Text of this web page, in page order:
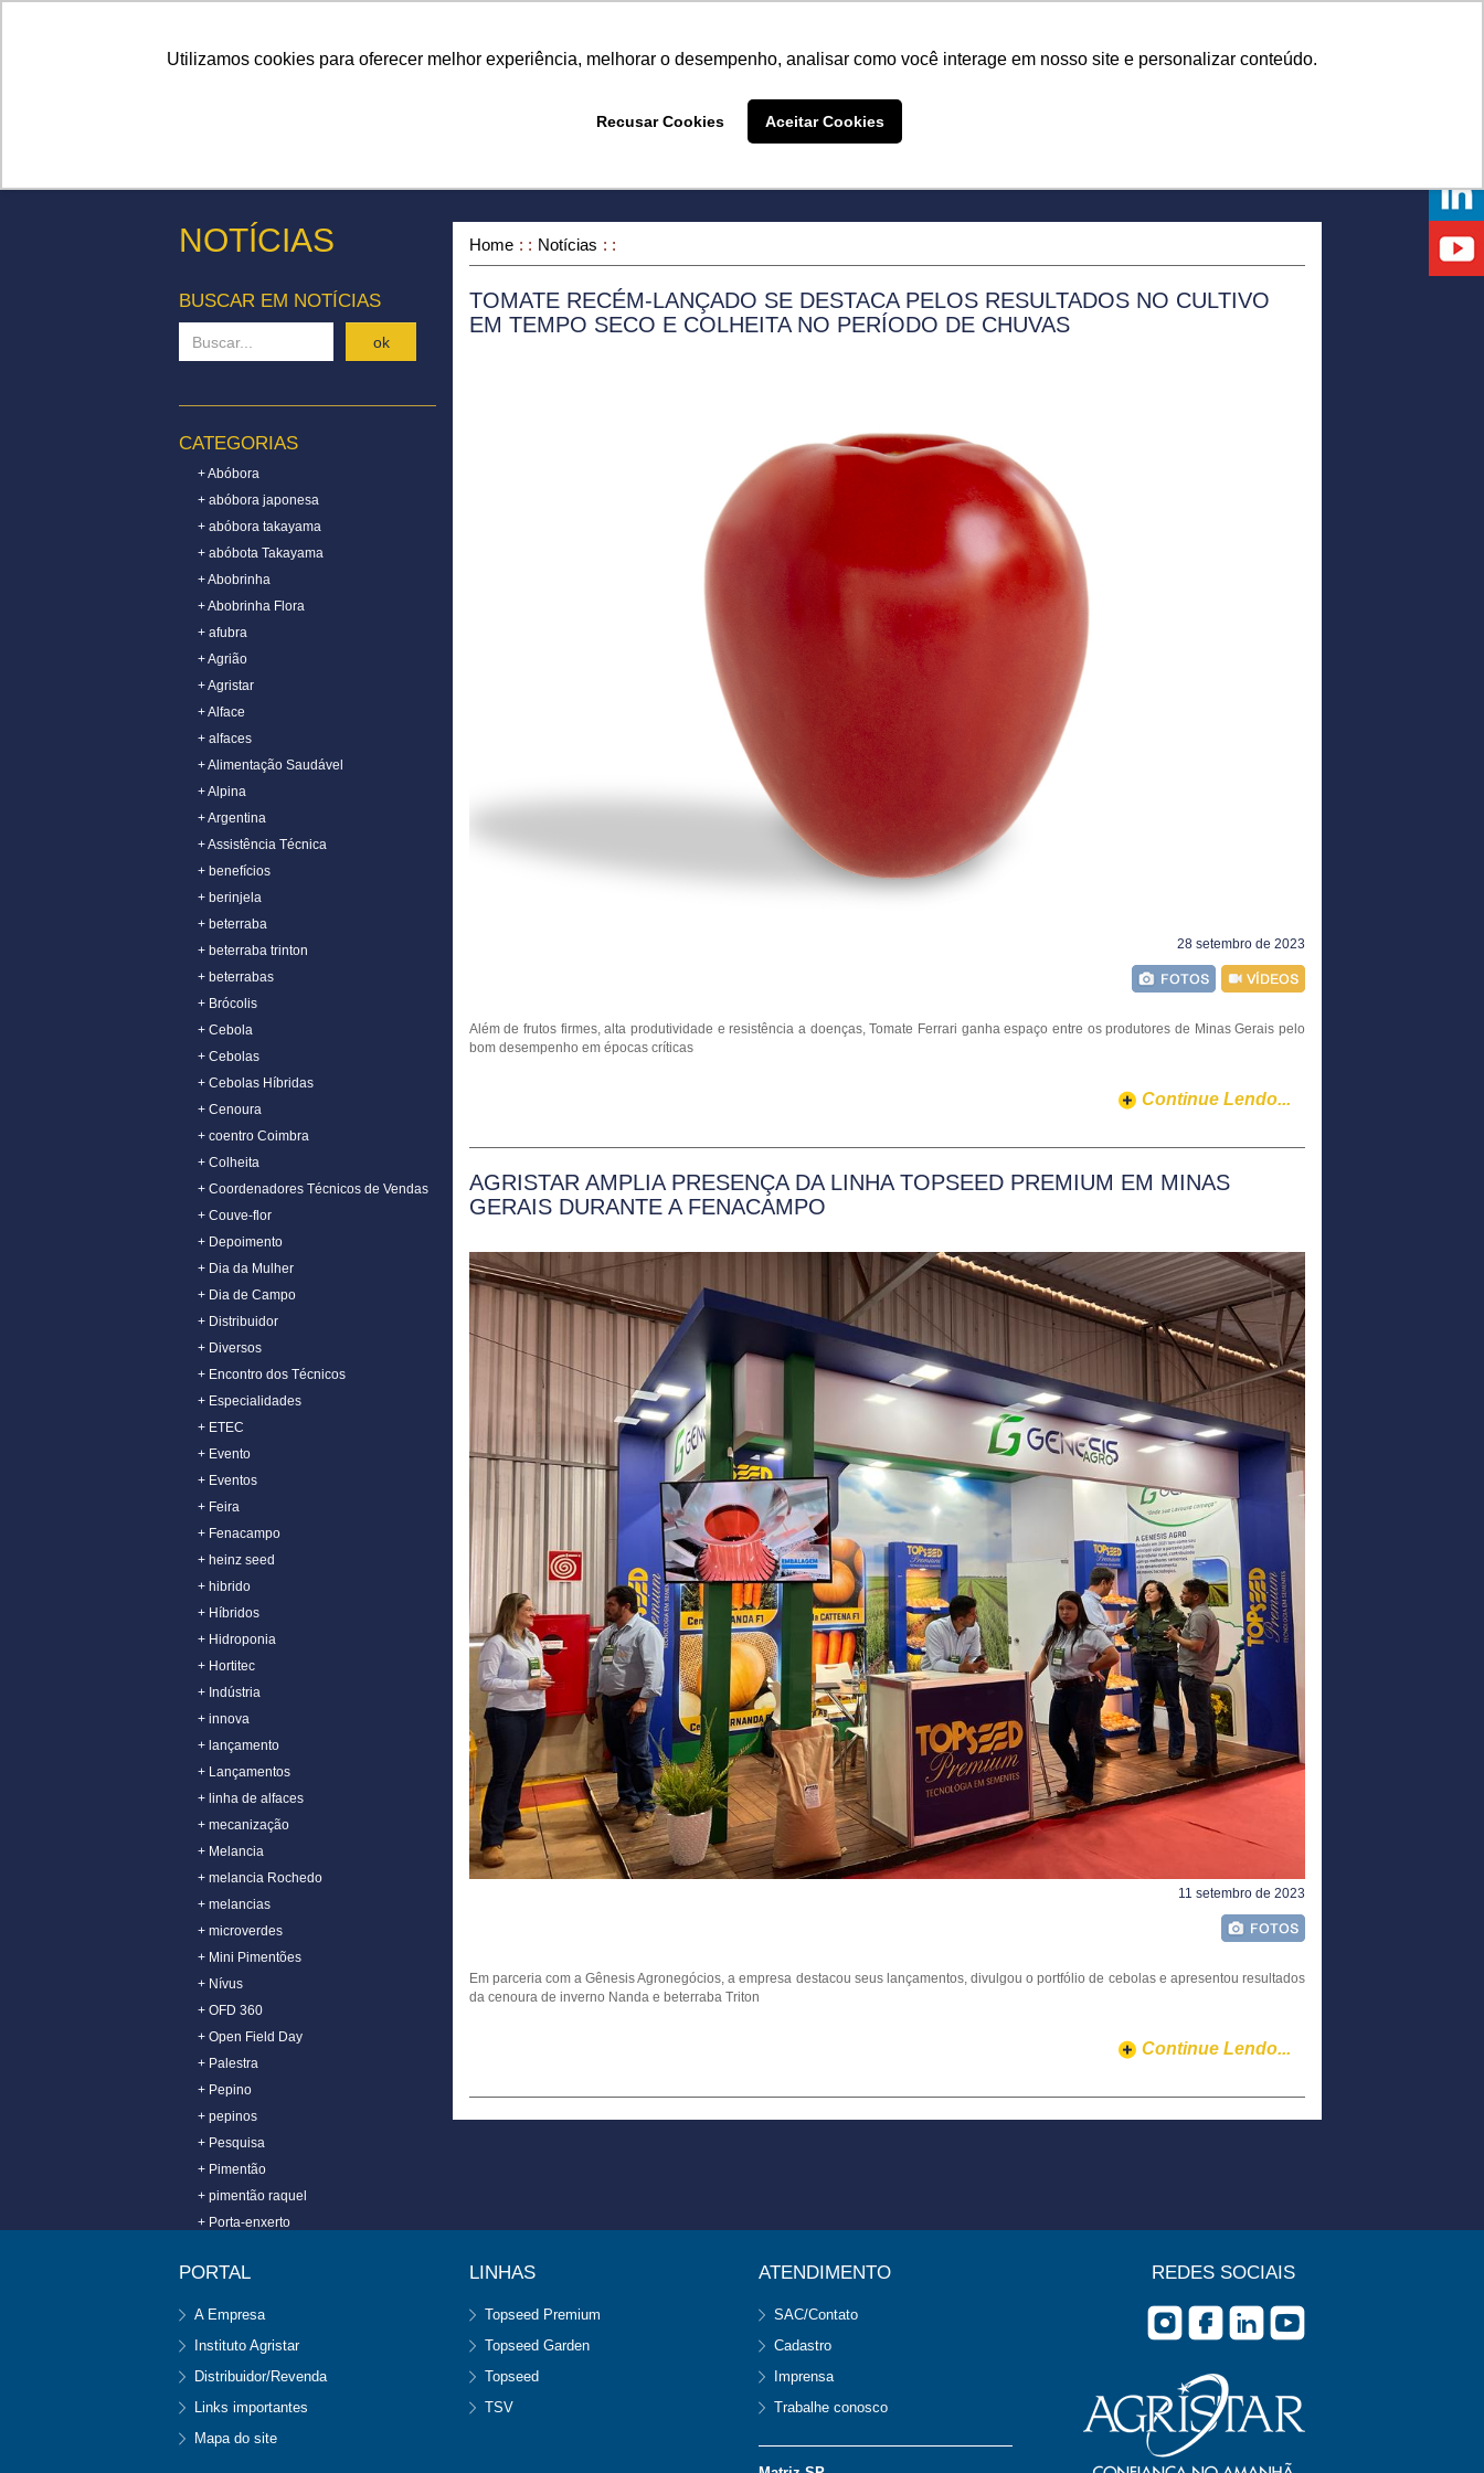
Utilizamos cookies para oferecer melhor experiência, melhorar o desempenho, analisar como você interage em nosso site e personalizar conteúdo.
Recusar Cookies Aceitar Cookies
NOTÍCIAS
BUSCAR EM NOTÍCIAS
ok
CATEGORIAS
+ Abóbora
+ abóbora japonesa
+ abóbora takayama
+ abóbota Takayama
+ Abobrinha
+ Abobrinha Flora
+ afubra
+ Agrião
+ Agristar
+ Alface
+ alfaces
+ Alimentação Saudável
+ Alpina
+ Argentina
+ Assistência Técnica
+ benefícios
+ berinjela
+ beterraba
+ beterraba trinton
+ beterrabas
+ Brócolis
+ Cebola
+ Cebolas
+ Cebolas Híbridas
+ Cenoura
+ coentro Coimbra
+ Colheita
+ Coordenadores Técnicos de Vendas
+ Couve-flor
+ Depoimento
+ Dia da Mulher
+ Dia de Campo
+ Distribuidor
+ Diversos
+ Encontro dos Técnicos
+ Especialidades
+ ETEC
+ Evento
+ Eventos
+ Feira
+ Fenacampo
+ heinz seed
+ hibrido
+ Híbridos
+ Hidroponia
+ Hortitec
+ Indústria
+ innova
+ lançamento
+ Lançamentos
+ linha de alfaces
+ mecanização
+ Melancia
+ melancia Rochedo
+ melancias
+ microverdes
+ Mini Pimentões
+ Nívus
+ OFD 360
+ Open Field Day
+ Palestra
+ Pepino
+ pepinos
+ Pesquisa
+ Pimentão
+ pimentão raquel
+ Porta-enxerto
+ quiabo tropical
+ Rúcula
+ semente
+ semente de abóbora
+ sementes
Home Notícias
TOMATE RECÉM-LANÇADO SE DESTACA PELOS RESULTADOS NO CULTIVO
EM TEMPO SECO E COLHEITA NO PERÍODO DE CHUVAS
28 setembro de 2023
Além de frutos firmes, alta produtividade e resistência a doenças, Tomate Ferrari ganha espaço entre os produtores de Minas Gerais pelo
bom desempenho em épocas críticas
Continue Lendo...
AGRISTAR AMPLIA PRESENÇA DA LINHA TOPSEED PREMIUM EM MINAS
GERAIS DURANTE A FENACAMPO
11 setembro de 2023
Em parceria com a Gênesis Agronegócios, a empresa destacou seus lançamentos, divulgou o portfólio de cebolas e apresentou resultados
da cenoura de inverno Nanda e beterraba Triton
Continue Lendo...
PORTAL
A Empresa
Instituto Agristar
Distribuidor/Revenda
Links importantes
Mapa do site
LINHAS
Topseed Premium
Topseed Garden
Topseed
TSV
ATENDIMENTO
SAC/Contato
Cadastro
Imprensa
Trabalhe conosco
REDES SOCIAIS